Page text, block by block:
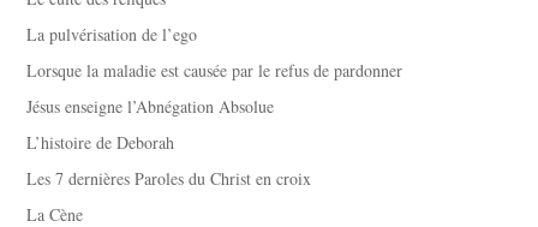
La pulvérisation de l’ego
Lorsque la maladie est causée par le refus de pardonner
Jésus enseigne l’Abnégation Absolue
L’histoire de Deborah
Les 7 dernières Paroles du Christ en croix
La Cène